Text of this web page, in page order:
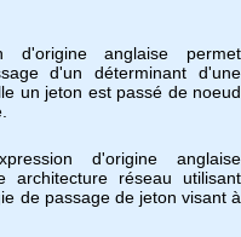
d'origine anglaise permet
d'un déterminant d'une
un jeton est passé de noeud
d'origine anglaise
architecture réseau utilisant
de passage de jeton visant à